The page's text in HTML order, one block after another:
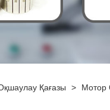
Қағазы > Мотор